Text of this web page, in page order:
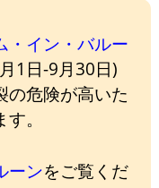
・イン・バルー
1日-9月30日)
の危険が高いた
。
ーンをご覧くだ